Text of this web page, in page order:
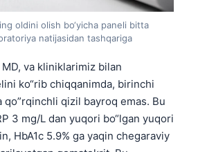
oldini olish bo‘yicha paneli bitta
natijasidan tashqariga
va kliniklarimiz bilan
ko“rib chiqqanimda, birinchi
qo”rqinchli qizil bayroq emas. Bu
3 mg/L dan yuqori bo“lgan yuqori
HbA1c 5.9% ga yaqin chegaraviy